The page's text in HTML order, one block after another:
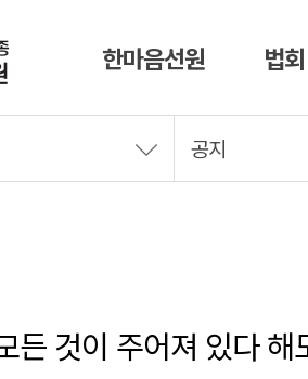
한마음선원 법
공지
든 것이 주어져 있다